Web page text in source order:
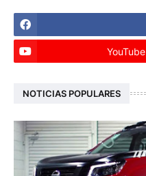
YouTube
NOTICIAS POPULARES